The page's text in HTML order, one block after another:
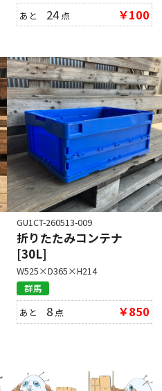
あと 24点 ￥100
GU1CT-260513-009
折りたたみコンテナ
[30L]
W525×D365×H214
群馬
あと 8 点 ￥850